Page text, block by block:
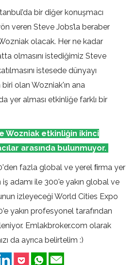
bir diğer konuşmacı
veren Steve Jobs’la beraber
olacak. Her ne kadar
olmasını istediğimiz Steve
istesede dünyayı
olan Wozniak'ın ana
yer alması etkinliğe farklı bir
Wozniak etkinliğin ikinci
arasında bulunmuyor.
fazla global ve yerel ﬁrma yer
iş adamı ile 300'e yakın global ve
izleyeceği World Cities Expo
yakın profesyonel tarafından
Emlakbroker.com olarak
da ayrıca belirtelim :)